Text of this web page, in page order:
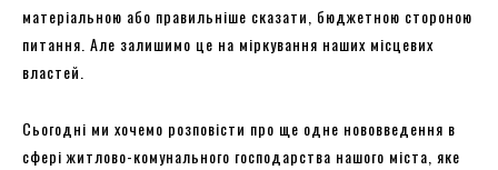
матеріальною або правильніше сказати, бюджетною стороною
питання. Але залишимо це на міркування наших місцевих
властей.
Сьогодні ми хочемо розповісти про ще одне нововведення в
сфері житлово-комунального господарства нашого міста, яке